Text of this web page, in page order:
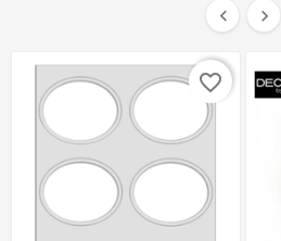
 
favorite_border